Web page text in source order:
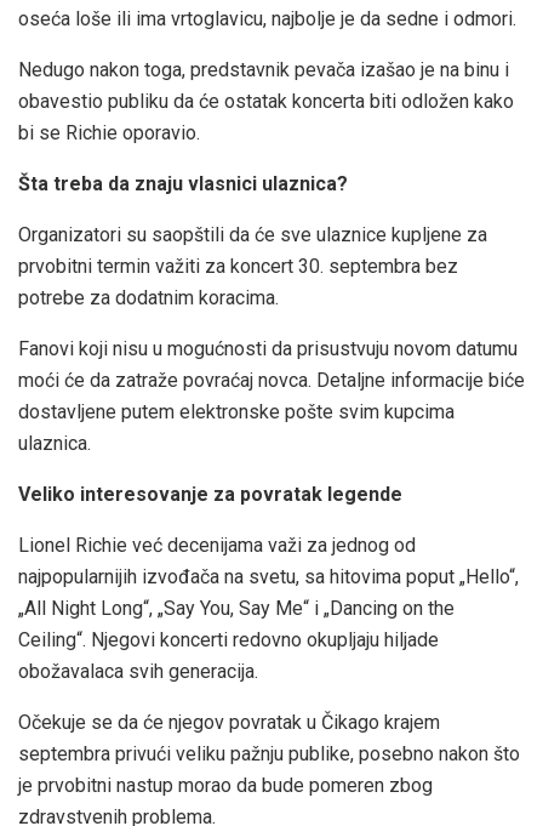
oseća loše ili ima vrtoglavicu, najbolje je da sedne i odmori.
Nedugo nakon toga, predstavnik pevača izašao je na binu i
obavestio publiku da će ostatak koncerta biti odložen kako
bi se Richie oporavio.
Šta treba da znaju vlasnici ulaznica?
Organizatori su saopštili da će sve ulaznice kupljene za
prvobitni termin važiti za koncert 30. septembra bez
potrebe za dodatnim koracima.
Fanovi koji nisu u mogućnosti da prisustvuju novom datumu
moći će da zatraže povraćaj novca. Detaljne informacije biće
dostavljene putem elektronske pošte svim kupcima
ulaznica.
Veliko interesovanje za povratak legende
Lionel Richie već decenijama važi za jednog od
najpopularnijih izvođača na svetu, sa hitovima poput „Hello“,
„All Night Long“, „Say You, Say Me“ i „Dancing on the
Ceiling“. Njegovi koncerti redovno okupljaju hiljade
obožavalaca svih generacija.
Očekuje se da će njegov povratak u Čikago krajem
septembra privući veliku pažnju publike, posebno nakon što
je prvobitni nastup morao da bude pomeren zbog
zdravstvenih problema.